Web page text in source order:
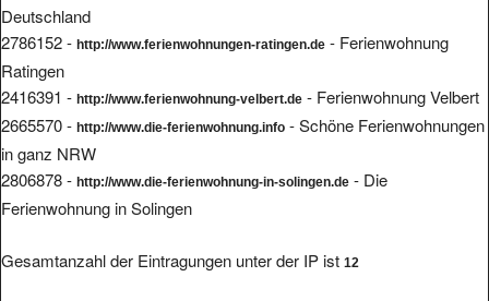
Deutschland
2786152 - http://www.ferienwohnungen-ratingen.de - Ferienwohnung
Ratingen
2416391 - http://www.ferienwohnung-velbert.de - Ferienwohnung Velbert
2665570 - http://www.die-ferienwohnung.info - Schöne Ferienwohnungen
in ganz NRW
2806878 - http://www.die-ferienwohnung-in-solingen.de - Die
Ferienwohnung in Solingen
Gesamtanzahl der Eintragungen unter der IP ist 12